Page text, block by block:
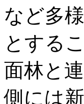
など多
とする
面林と
側には